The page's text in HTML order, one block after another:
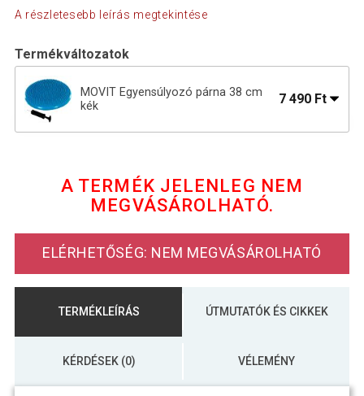
A részletesebb leírás megtekintése
Termékváltozatok
MOVIT Egyensúlyozó párna 38 cm
kék
7 490 Ft
A TERMÉK JELENLEG NEM
MEGVÁSÁROLHATÓ.
ELÉRHETŐSÉG: NEM MEGVÁSÁROLHATÓ
TERMÉKLEÍRÁS ÚTMUTATÓK ÉS CIKKEK
KÉRDÉSEK (0) VÉLEMÉNY